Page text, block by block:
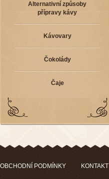
Alternativní způsoby
přípravy kávy
Kávovary
Čokolády
Čaje
OBCHODNÍ PODMÍNKY KONTAKT